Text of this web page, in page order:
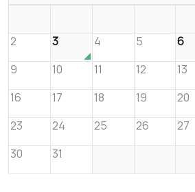
2
3 4 5 6
9
10 11 12 13
16
17 18 19 20
23
24 25 26 27
30
31